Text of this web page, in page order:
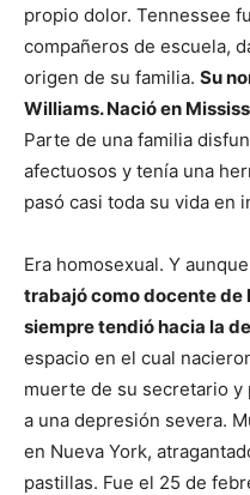
propio dolor. Tennessee
compañeros de escuela,
origen de su familia. Su
Williams. Nació en
Parte de una familia
afectuosos y tenía una
pasó casi toda su vida en
Era homosexual. Y aunque
trabajó como docente
siempre tendió hacia la
espacio en el cual
muerte de su secretario y
a una depresión severa.
en Nueva York,
pastillas. Fue el 25 de